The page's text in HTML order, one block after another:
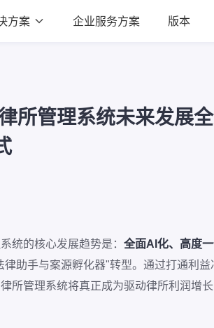
方案  企业服务方案 版本
所管理系统未来发展
统的核心发展趋势是： 全面AI化、高度
律助手与案源孵化器"转型。通过打通利
所管理系统将真正成为驱动律所利润增长